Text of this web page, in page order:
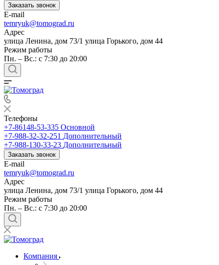
Заказать звонок
E-mail
temryuk@tomograd.ru
Адрес
улица Ленина, дом 73/1 улица Горького, дом 44
Режим работы
Пн. – Вс.: с 7:30 до 20:00
Телефоны
+7-86148-53-335 Основной
+7-988-32-32-251 Дополнительный
+7-988-130-33-23 Дополнительный
Заказать звонок
E-mail
temryuk@tomograd.ru
Адрес
улица Ленина, дом 73/1 улица Горького, дом 44
Режим работы
Пн. – Вс.: с 7:30 до 20:00
Компания